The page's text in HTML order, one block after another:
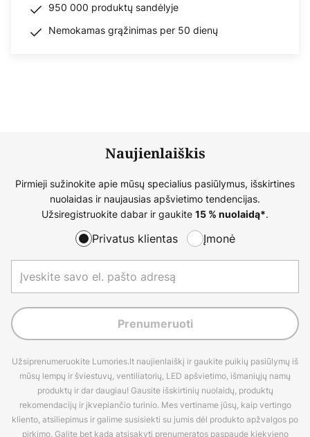
950 000 produktų sandėlyje
Nemokamas grąžinimas per 50 dienų
Naujienlaiškis
Pirmieji sužinokite apie mūsų specialius pasiūlymus, išskirtines
nuolaidas ir naujausias apšvietimo tendencijas.
Užsiregistruokite dabar ir gaukite 15 % nuolaidą*.
Privatus klientas Įmonė
Prenumeruoti
Užsiprenumeruokite Lumories.lt naujienlaiškį ir gaukite puikių pasiūlymų iš
mūsų lempų ir šviestuvų, ventiliatorių, LED apšvietimo, išmaniųjų namų
produktų ir dar daugiau! Gausite išskirtinių nuolaidų, produktų
rekomendacijų ir įkvepiančio turinio. Mes vertiname jūsų, kaip vertingo
kliento, atsiliepimus ir galime susisiekti su jumis dėl produkto apžvalgos po
pirkimo. Galite bet kada atsisakyti prenumeratos paspaudę kiekvieno